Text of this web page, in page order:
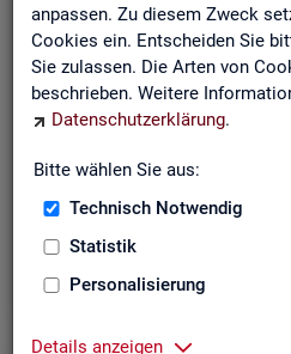
anpassen. Zu diesem Zweck
Cookies ein. Entscheiden Sie
Sie zulassen. Die Arten von
beschrieben. Weitere
Datenschutzerklärung.
Bitte wählen Sie aus:
Technisch Notwendig
Statistik
Personalisierung
Details anzeigen
Re­gio­na­le
Landkreise) in den